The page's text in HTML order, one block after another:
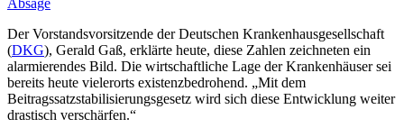
Absage
Der Vorstandsvorsitzende der Deutschen Krankenhausgesellschaft
(DKG), Gerald Gaß, erklärte heute, diese Zahlen zeichneten ein
alarmierendes Bild. Die wirtschaftliche Lage der Krankenhäuser sei
bereits heute vielerorts existenzbedrohend. „Mit dem
Beitragssatzstabilisierungsgesetz wird sich diese Entwicklung weiter
drastisch verschärfen.“